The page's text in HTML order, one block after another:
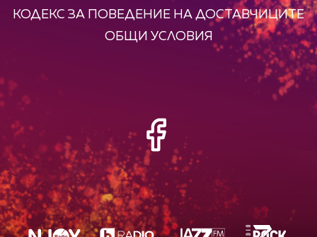
КОДЕКС ЗА ПОВЕДЕНИЕ НА ДОСТАВЧИЦИТЕ
ОБЩИ УСЛОВИЯ